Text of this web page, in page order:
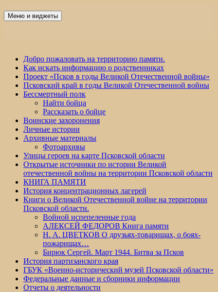
Победа 60
Меню и виджеты
Добро пожаловать на территорию памяти.
Как искать информацию о родственниках
Проект «Псков в годы Великой Отечественной войны»
Псковский край в годы Великой Отечественной войны
Бессмертный полк
Найти бойца
Рассказать о бойце
Воинские захоронения
Личные истории
Архивные материалы
Фотоархивы
Улицы героев на карте Псковской области
Открытые источники по истории Великой
отечественной войны на территории Псковской области
КНИГА ПАМЯТИ
История концентрационных лагерей
Книги о Великой Отечественной войне на территории
Псковской области.
Войной испепеленные года
АЛЕКСЕЙ ФЕДОРОВ Книга памяти
Н. А. ЦВЕТКОВ О друзьях-товарищах, о боях-
пожарищах…
Бирюк Сергей. Март 1944. Битва за Псков
История партизанского края
ГБУК «Военно-исторический музей Псковской области»
Федеральные данные и сборники информации
Отчеты о деятельности